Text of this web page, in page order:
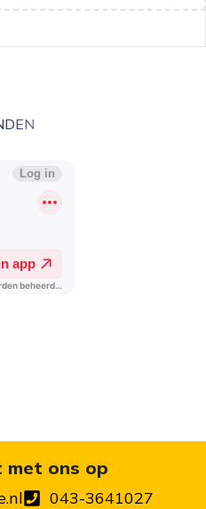
met ons op
043-3641027